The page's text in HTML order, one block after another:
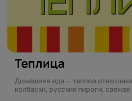
Теплица
Домашняя еда — теплое
колбаски, русские пироги, свежая